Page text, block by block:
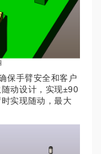
保手臂安全和客户
动设计，实现±90
实现随动，最大